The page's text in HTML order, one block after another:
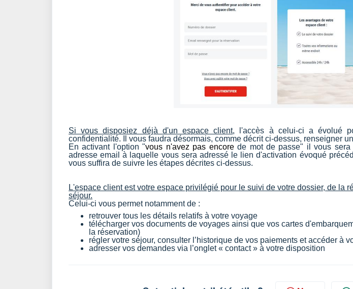
Si vous disposiez déjà d'un espace client, l'accès à celui-ci a évolué
confidentialité. Il vous faudra désormais, comme décrit ci-dessus, renseigner
En activant l'option "vous n'avez pas encorede mot de passe" il vous sera
adresse email à laquelle vous sera adressé le lien d'activation évoqué
vous suffira de suivre les étapes décrites ci-dessus.
L'espace client est votre espace privilégié pour le suivi de votre dossier, de la
séjour.
Celui-ci vous permet notamment de :
retrouver tous les détails relatifs à votre voyage
télécharger vos documents de voyages ainsi que vos cartes
la réservation)
régler votre séjour, consulter l’historique de vos paiements et accéder à
adresser vos demandes via l’onglet « contact » à votre disposition